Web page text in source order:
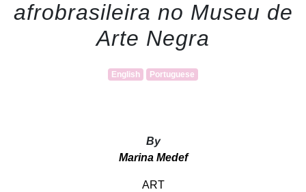
afrobrasileira no Museu de
Arte Negra
English Portuguese
By
Marina Medef
ART